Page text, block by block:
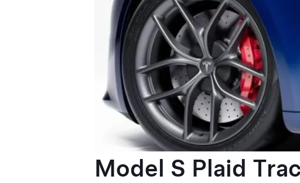
Model S Plaid